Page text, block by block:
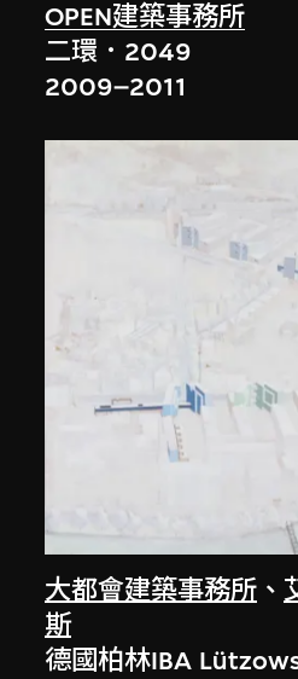
OPEN建築事務所
二環．2049
2009–2011
大都會建築事務所 、
斯
德國柏林IBA